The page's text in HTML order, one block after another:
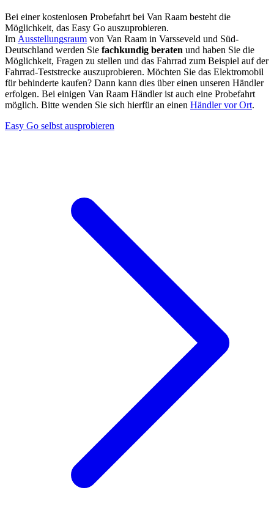
Bei einer kostenlosen Probefahrt bei Van Raam besteht die
Möglichkeit, das Easy Go auszuprobieren.
Im Ausstellungsraum von Van Raam in Varsseveld und Süd-
Deutschland werden Sie fachkundig beraten und haben Sie die
Möglichkeit, Fragen zu stellen und das Fahrrad zum Beispiel auf der
Fahrrad-Teststrecke auszuprobieren. Möchten Sie das Elektromobil
für behinderte kaufen? Dann kann dies über einen unseren Händler
erfolgen. Bei einigen Van Raam Händler ist auch eine Probefahrt
möglich. Bitte wenden Sie sich hierfür an einen Händler vor Ort.
Easy Go selbst ausprobieren